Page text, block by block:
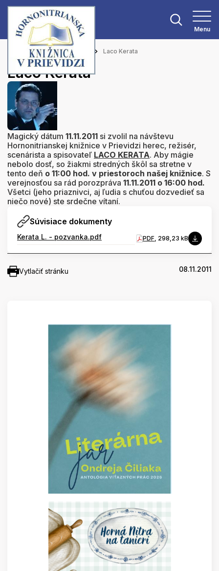
Menu
Hlavná stránka Aktuality Laco Kerata
Laco Kerata
Magický dátum 11.11.2011 si zvolil na návštevu
Hornonitrianskej knižnice v Prievidzi herec, režisér,
scenárista a spisovateľ LACO KERATA. Aby mágie
nebolo dosť, so žiakmi stredných škôl sa stretne v
tento deň o 11:00 hod. v priestoroch našej knižnice. S
verejnosťou sa rád porozpráva 11.11.2011 o 16:00 hod.
Všetci (jeho priaznivci, aj ľudia s chuťou dozvedieť sa
niečo nové) ste srdečne vítaní.
Súvisiace dokumenty
Kerata L. - pozvanka.pdf PDF, 298,23 kB
Vytlačiť stránku 08.11.2011